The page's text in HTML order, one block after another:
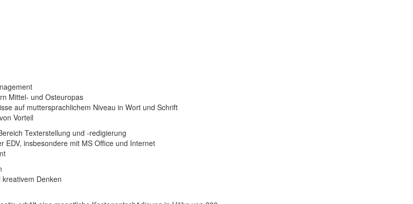
Mittel- und Osteuropas
auf muttersprachlichem Niveau in Wort und Schrift
Vorteil
Texterstellung und -redigierung
EDV, insbesondere mit MS Office und Internet
Denken